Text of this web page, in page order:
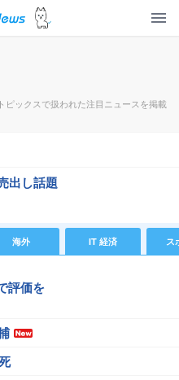
ピックスで扱われた注目ニュースを掲載
出し話題
海外 IT 経済 ス
評価を